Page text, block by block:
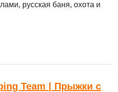
русская баня, охота и
Team | Прыжки с